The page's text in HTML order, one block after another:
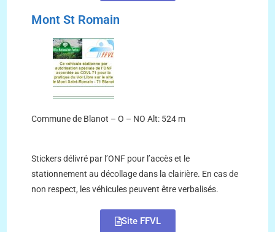
Mont St Romain
Commune de Blanot – O – NO Alt: 524 m
Stickers délivré par l’ONF pour l’accès et le
stationnement au décollage dans la clairière. En cas de
non respect, les véhicules peuvent être verbalisés.
Site FFVL